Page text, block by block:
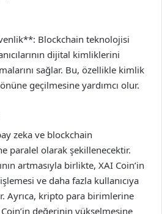
Blockchain teknolojisi
dijital kimliklerini
sağlar. Bu, özellikle kimlik
geçilmesine yardımcı olur.
zeka ve blockchain
paralel olarak şekillenecektir.
artmasıyla birlikte, XAI Coin’in
ve daha fazla kullanıcıya
Ayrıca, kripto para birimlerine
değerinin yükselmesine